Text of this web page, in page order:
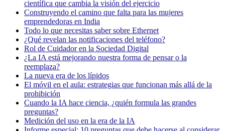
científica que cambia la visión del ejercicio
Construyendo el camino que falta para las mujeres
emprendedoras en India
Todo lo que necesitas saber sobre Ethernet
¿Qué revelan las notificaciones del teléfono?
Rol de Cuidador en la Sociedad Digital
¿La IA está mejorando nuestra forma de pensar o la
reemplaza?
La nueva era de los lípidos
El móvil en el aula: estrategias que funcionan más allá de la
prohibición
Cuando la IA hace ciencia, ¿quién formula las grandes
preguntas?
Medición del uso en la era de la IA